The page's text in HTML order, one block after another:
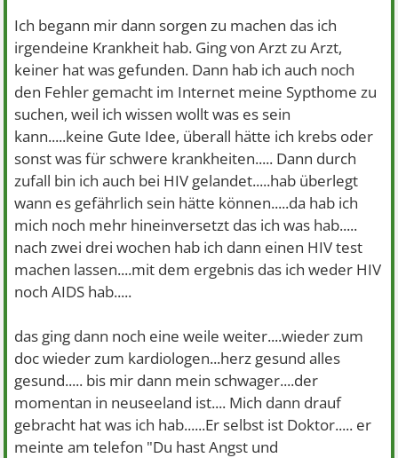
Ich begann mir dann sorgen zu machen das ich
irgendeine Krankheit hab. Ging von Arzt zu Arzt,
keiner hat was gefunden. Dann hab ich auch noch
den Fehler gemacht im Internet meine Sypthome zu
suchen, weil ich wissen wollt was es sein
kann.....keine Gute Idee, überall hätte ich krebs oder
sonst was für schwere krankheiten..... Dann durch
zufall bin ich auch bei HIV gelandet.....hab überlegt
wann es gefährlich sein hätte können.....da hab ich
mich noch mehr hineinversetzt das ich was hab.....
nach zwei drei wochen hab ich dann einen HIV test
machen lassen....mit dem ergebnis das ich weder HIV
noch AIDS hab.....
das ging dann noch eine weile weiter....wieder zum
doc wieder zum kardiologen...herz gesund alles
gesund..... bis mir dann mein schwager....der
momentan in neuseeland ist.... Mich dann drauf
gebracht hat was ich hab......Er selbst ist Doktor..... er
meinte am telefon "Du hast Angst und